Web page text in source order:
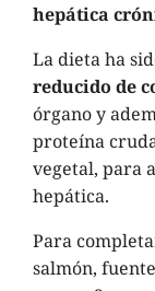
hepática
La dieta ha
reducido de
órgano y
proteína
vegetal, para
hepática.
Para
salmón,